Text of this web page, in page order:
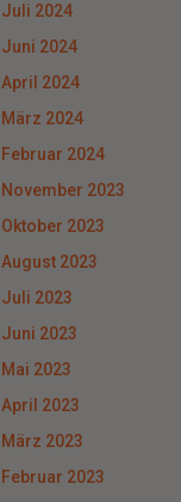
Juli 2024
Juni 2024
April 2024
März 2024
Februar 2024
November 2023
Oktober 2023
August 2023
Juli 2023
Juni 2023
Mai 2023
April 2023
März 2023
Februar 2023